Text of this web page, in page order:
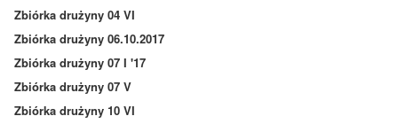
Zbiórka drużyny 04 VI
Zbiórka drużyny 06.10.2017
Zbiórka drużyny 07 I '17
Zbiórka drużyny 07 V
Zbiórka drużyny 10 VI